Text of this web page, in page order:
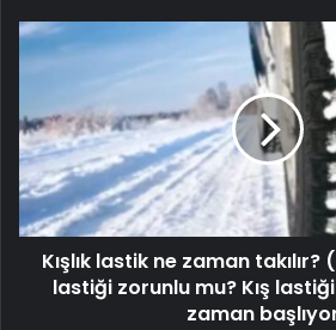
Kışlık lastik ne zaman
lastiği zorunlu mu? Kış
zaman